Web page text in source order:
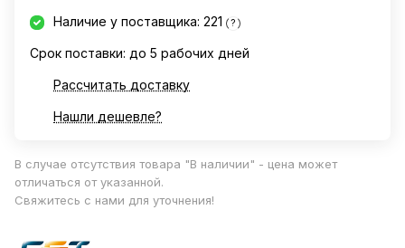
Наличие у поставщика: 221 ?
Срок поставки: до 5 рабочих дней
Рассчитать доставку
Нашли дешевле?
В случае отсутствия товара "В наличии" - цена может
отличаться от указанной.
Свяжитесь с нами для уточнения!